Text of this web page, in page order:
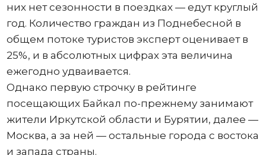
них нет сезонности в поездках — едут круглый
год. Количество граждан из Поднебесной в
общем потоке туристов эксперт оценивает в
25%, и в абсолютных цифрах эта величина
ежегодно удваивается.
Однако первую строчку в рейтинге
посещающих Байкал по-прежнему занимают
жители Иркутской области и Бурятии, далее —
Москва, а за ней — остальные города с востока
и запада страны.